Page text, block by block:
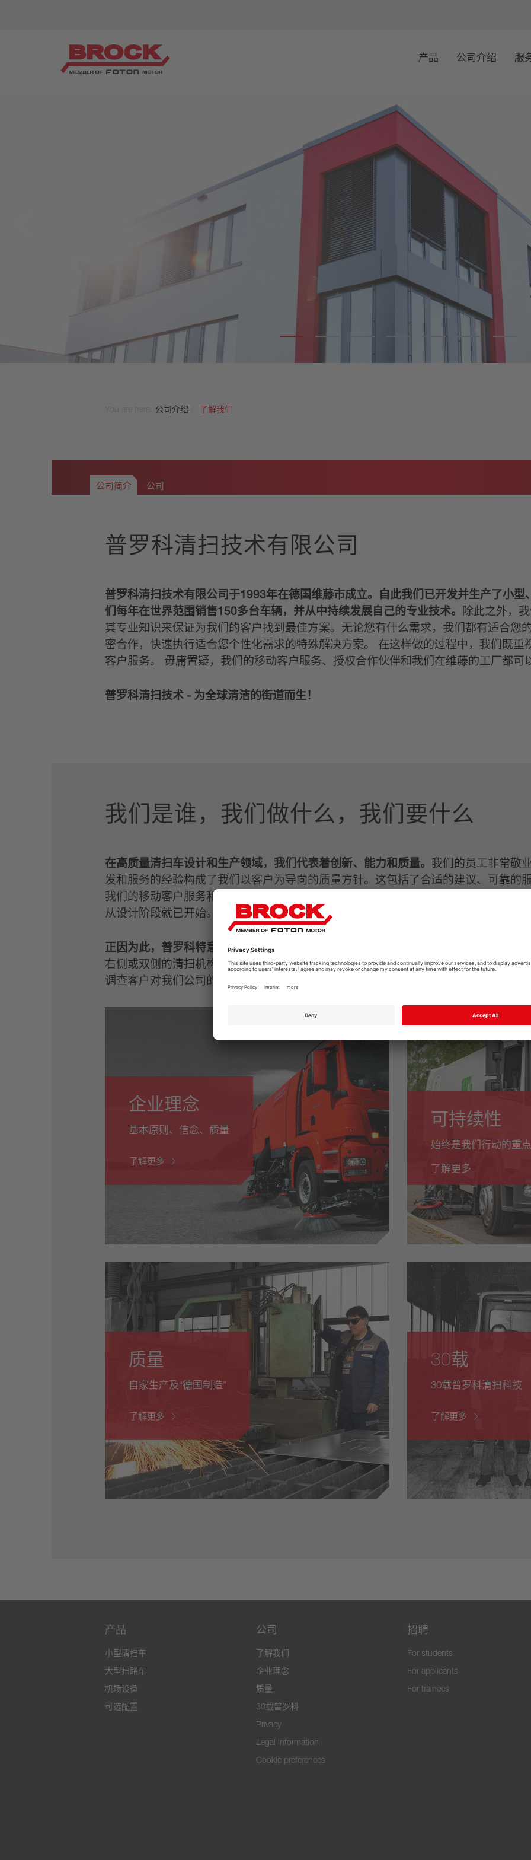
产品
VS6e NG - 6m³ + 1500 l full-electric
VS11 - 11m³ + 3500L
公司介绍
服务
公司介绍
产品
公司介绍
加入我们
E-Chassis
质量
服
公司介绍 了解我们
公司简介 公司
普罗科清扫技术有限公司
普罗科清扫技术有限公司于1993年在德国维藤市成立。自此我们已开发并生产了小型
们每年在世界范围销售150多台车辆，并从中持续发展自己的专业技术。
除此之外，
其专业知识来保证为我们的客户找到最佳方案。无论您有什么需求，我们都有适合您
密合作，快速执行适合您个性化需求的特殊解决方案。 在这样做的过程中，我们既重
客户服务。 毋庸置疑，我们的移动客户服务、授权合作伙伴和我们在维藤的工厂都可
普罗科清扫技术 - 为全球清洁的街道而生！
我们是谁，我们做什么，我们要什么
在高质量清扫车设计和生产领域，我们代表着创新、能力和质量。 我们的员工非常敬
发和服务的经验构成了我们以客户为导向的质量方针。这包括了合适的建议、可靠的
我们的移动客户服务和服务伙伴始终随处待命。此外，我们维藤工厂的大门也始终向
从设计阶段就已开始。
正因为此，普罗科特意将清扫车辆的概念设计为模块化系统。
右侧或双侧的清扫机构。附加的特殊要求也可简单而直接完成。由于客户起到决定性
调查客户对我们公司的满意度。
企业理念
基本原则、信念、质量
了解更多
可持续性
始终是我们行动的重点
了解更多
质量
自家生产及“德国制造”
了解更多
30载
30载普罗科清扫科技
了解更多
产品
小型清扫车
大型扫路车
机场设备
可选配置
公司
了解我们
企业理念
质量
30载普罗科
Privacy
Legal information
Cookie preferences
招聘
For students
For applicants
For trainees